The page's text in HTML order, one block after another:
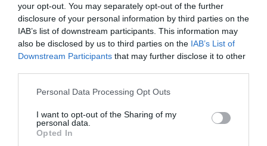
your opt-out. You may separately opt-out of the further
disclosure of your personal information by third parties on the
IAB’s list of downstream participants. This information may
also be disclosed by us to third parties on the IAB’s List of
Downstream Participants that may further disclose it to other
Please note that this website/app uses one or more Google
not limited to your visit or usage behaviour. You may click to
grant or deny consent to Google and its third-party tags to
use your data for below specified purposes in below Google
Personal Data Processing Opt Outs
I want to opt-out of the Sharing of my
personal data.
Opted In
takođe smeju ali samo pola doze, dakle 1
kašiku.
Maslinovo ulje za lečenje
probavu), maslinovo ulje će pomoći i ako ga nanosite spolja u vidu
mlakih obloga.